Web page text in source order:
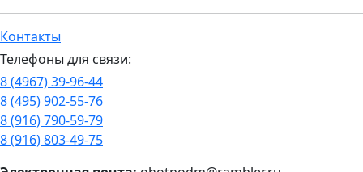
Контакты
Телефоны для связи:
8 (4967) 39-96-44
8 (495) 902-55-76
8 (916) 790-59-79
8 (916) 803-49-75